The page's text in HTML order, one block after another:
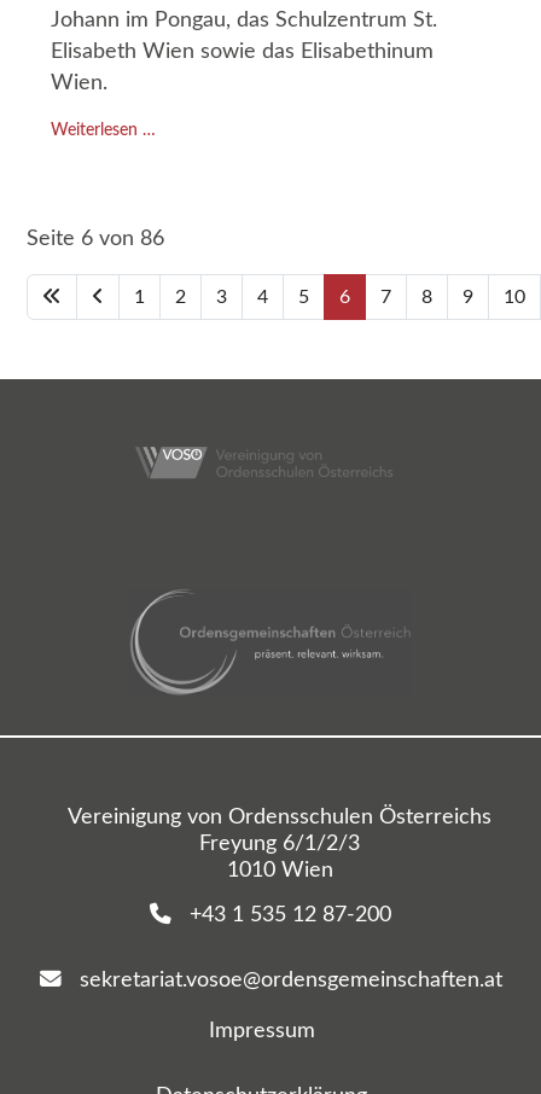
Johann im Pongau, das Schulzentrum St.
Elisabeth Wien sowie das Elisabethinum
Wien.
Weiterlesen …
Seite 6 von 86
1 2 3 4 5 6 7 8 9 10
Vereinigung von Ordensschulen Österreichs
Freyung 6/1/2/3
1010 Wien
+43 1 535 12 87-200
sekretariat.vosoe@ordensgemeinschaften.at
Impressum